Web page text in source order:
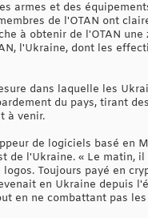
armes et des
de l'OTAN ont
à obtenir de l'OTAN
l'Ukraine, dont les
dans laquelle les
du pays, tirant
à venir.
de logiciels basé en
de l'Ukraine. « Le matin,
Toujours payé en
en Ukraine depuis
en ne combattant pas les